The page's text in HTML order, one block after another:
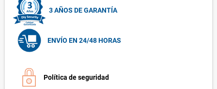
3 AÑOS DE GARANTÍA
ENVÍO EN 24/48 HORAS
Política de seguridad